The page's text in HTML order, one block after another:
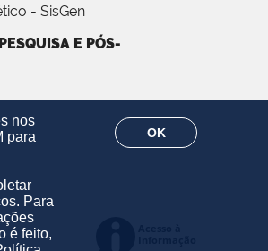
nos
para
Para
é feito,
OK
- SisGen
E PÓS-